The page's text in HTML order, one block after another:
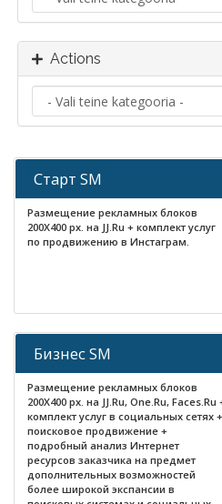
Actions
Старт SM
Размещение рекламных блоков
200X400 px. на JJ.Ru + комплект услуг
по продвижению в Инстаграм.
Бизнес SM
Размещение рекламных блоков
200X400 px. на JJ.Ru, One.Ru, Faces.Ru
комплект услуг в социальных сетях +
поисковое продвижение +
подробный анализ Интернет
ресурсов заказчика на предмет
дополнительных возможностей
более широкой экспансии в